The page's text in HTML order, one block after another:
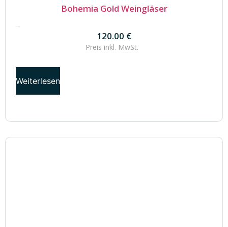
Bohemia Gold Weingläser
120.00 €
Preis inkl. MwSt.
Weiterlesen